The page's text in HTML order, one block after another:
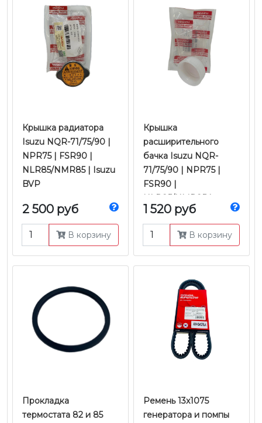
Крышка радиатора
Isuzu NQR-71/75/90 |
NPR75 | FSR90 |
NLR85/NMR85 | Isuzu
BVP
2 500 руб
В корзину
Крышка
расширительного
бачка Isuzu NQR-
71/75/90 | NPR75 |
FSR90 |
NLR85/NMR85 |
Оригинал
1 520 руб
В корзину
Прокладка
термостата 82 и 85
Ремень 13x1075
генератора и помпы